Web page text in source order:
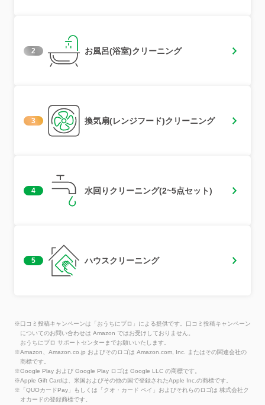
2 お風呂(浴室)クリーニング
3 換気扇(レンジフード)クリーニング
4 水回りクリーニング(2~5点セット)
5 ハウスクリーニング
※口コミ投稿キャンペーンは「おうちにプロ」による提供です。口コミ投稿キャンペーン
についてのお問い合わせは Amazon ではお受けしておりません。
おうちにプロ サポートセンターまでお願いいたします。
※Amazon、Amazon.co.jp およびそのロゴは Amazon.com, Inc. またはその関連会社の
商標です。
※Google Play および Google Play ロゴは Google LLC の商標です。
※Apple Gift Cardは、米国およびその他の国で登録されたApple Inc.の商標です。
※「QUOカードPay」もしくは「クオ・カード ペイ」およびそれらのロゴは 株式会社ク
オカードの登録商標です。